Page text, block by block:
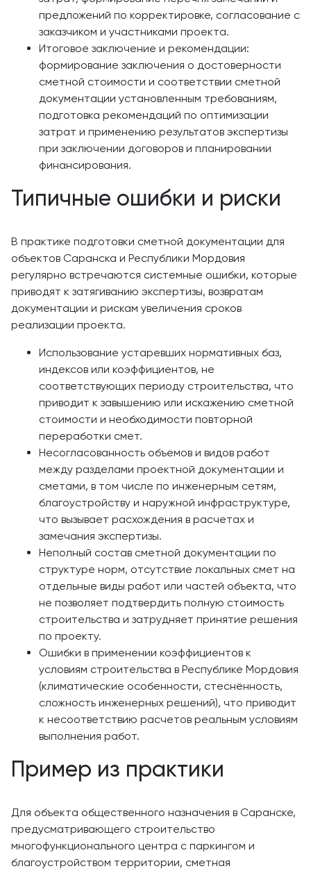
предложений по корректировке, согласование с
заказчиком и участниками проекта.
Итоговое заключение и рекомендации:
формирование заключения о достоверности
сметной стоимости и соответствии сметной
документации установленным требованиям,
подготовка рекомендаций по оптимизации
затрат и применению результатов экспертизы
при заключении договоров и планировании
финансирования.
Типичные ошибки и риски
В практике подготовки сметной документации для
объектов Саранска и Республики Мордовия
регулярно встречаются системные ошибки, которые
приводят к затягиванию экспертизы, возвратам
документации и рискам увеличения сроков
реализации проекта.
Использование устаревших нормативных баз,
индексов или коэффициентов, не
соответствующих периоду строительства, что
приводит к завышению или искажению сметной
стоимости и необходимости повторной
переработки смет.
Несогласованность объемов и видов работ
между разделами проектной документации и
сметами, в том числе по инженерным сетям,
благоустройству и наружной инфраструктуре,
что вызывает расхождения в расчетах и
замечания экспертизы.
Неполный состав сметной документации по
структуре норм, отсутствие локальных смет на
отдельные виды работ или частей объекта, что
не позволяет подтвердить полную стоимость
строительства и затрудняет принятие решения
по проекту.
Ошибки в применении коэффициентов к
условиям строительства в Республике Мордовия
(климатические особенности, стеснённость,
сложность инженерных решений), что приводит
к несоответствию расчетов реальным условиям
выполнения работ.
Пример из практики
Для объекта общественного назначения в Саранске,
предусматривающего строительство
многофункционального центра с паркингом и
благоустройством территории, сметная